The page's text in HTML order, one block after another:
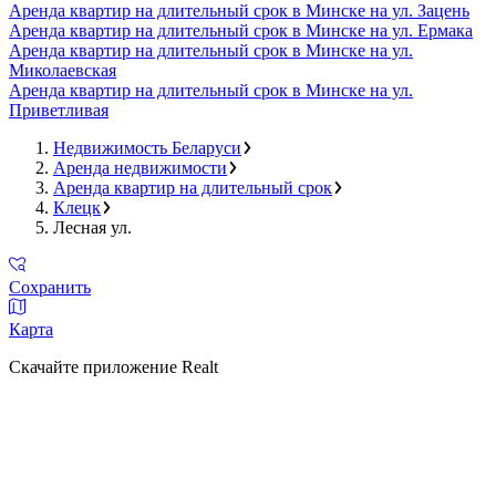
Аренда квартир на длительный срок в Минске на ул. Зацень
Аренда квартир на длительный срок в Минске на ул. Ермака
Аренда квартир на длительный срок в Минске на ул.
Миколаевская
Аренда квартир на длительный срок в Минске на ул.
Приветливая
Недвижимость Беларуси
Аренда недвижимости
Аренда квартир на длительный срок
Клецк
Лесная ул.
Сохранить
Карта
Скачайте приложение Realt